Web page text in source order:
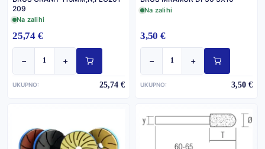
209
Na zalihi
25,74 €
− +
UKUPNO: 25,74 €
Na zalihi
3,50 €
− +
UKUPNO: 3,50 €